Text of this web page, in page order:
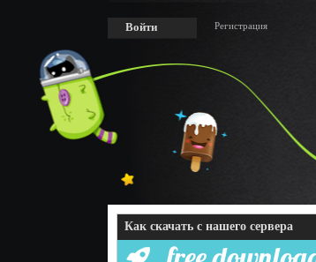
Войти Регистрация
Как скачать с нашего сервера